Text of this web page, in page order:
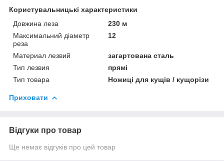
Користувальницькі характеристики
Довжина леза
230 м
Максимальний діаметр
реза
12
Материал лезвий
загартована сталь
Тип лезвия
прямі
Тип товара
Ножиці для кущів / кущорізи
Приховати
Відгуки про товар
Ще немає відгуків про цей товар